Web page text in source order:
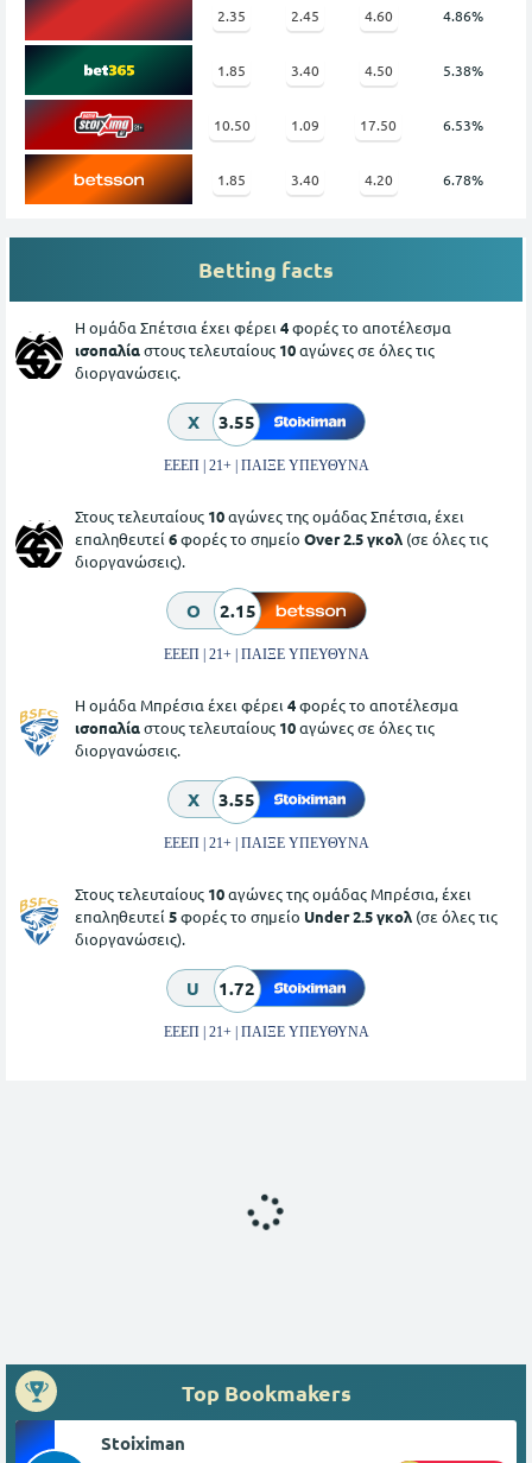
2.35 2.45 4.60 4.86%
1.85 3.40 4.50 5.38%
10.50 1.09 17.50 6.53%
1.85 3.40 4.20 6.78%
Betting facts
Η ομάδα Σπέτσια έχει φέρει 4φορές το αποτέλεσμα
ισοπαλίαστους τελευταίους 10αγώνες σε όλες τις
διοργανώσεις.
X 3.55
ΕΕΕΠ | 21+ | ΠΑΙΞΕ ΥΠΕΥΘΥΝΑ
Στους τελευταίους 10αγώνες της ομάδας Σπέτσια, έχει
επαληθευτεί 6φορές το σημείο Over 2.5 γκολ (σε όλες τις
διοργανώσεις).
O 2.15
ΕΕΕΠ | 21+ | ΠΑΙΞΕ ΥΠΕΥΘΥΝΑ
Η ομάδα Μπρέσια έχει φέρει 4φορές το αποτέλεσμα
ισοπαλίαστους τελευταίους 10αγώνες σε όλες τις
διοργανώσεις.
X 3.55
ΕΕΕΠ | 21+ | ΠΑΙΞΕ ΥΠΕΥΘΥΝΑ
Στους τελευταίους 10αγώνες της ομάδας Μπρέσια, έχει
επαληθευτεί 5φορές το σημείο Under 2.5 γκολ (σε όλες τις
διοργανώσεις).
U 1.72
ΕΕΕΠ | 21+ | ΠΑΙΞΕ ΥΠΕΥΘΥΝΑ
Top Bookmakers
Stoiximan